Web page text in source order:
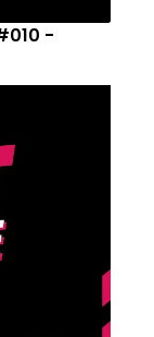
-